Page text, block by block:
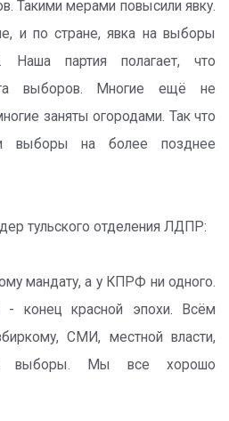
Такими мерами повысили явку.
и по стране, явка на выборы
Наша партия полагает, что
выборов. Многие ещё не
заняты огородами. Так что
выборы на более позднее
тульского отделения ЛДПР:
мандату, а у КПРФ ни одного.
конец красной эпохи. Всём
СМИ, местной власти,
выборы. Мы все хорошо